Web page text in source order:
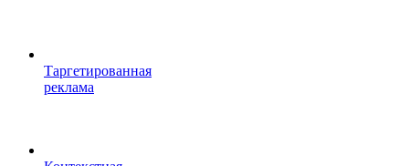
Таргетированная
реклама